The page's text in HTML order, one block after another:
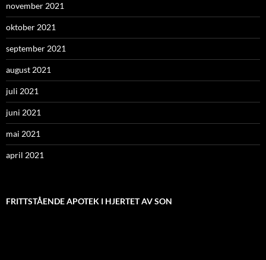
november 2021
oktober 2021
september 2021
august 2021
juli 2021
juni 2021
mai 2021
april 2021
FRITTSTÅENDE APOTEK I HJERTET AV SON